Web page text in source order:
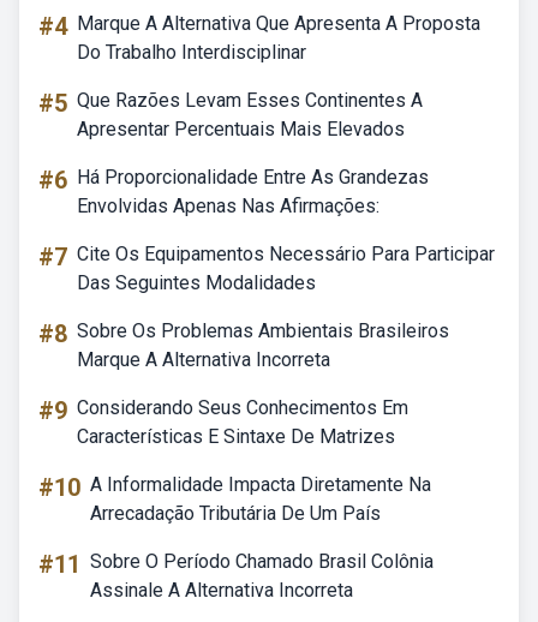
#4 Marque A Alternativa Que Apresenta A Proposta
Do Trabalho Interdisciplinar
#5 Que Razões Levam Esses Continentes A
Apresentar Percentuais Mais Elevados
#6 Há Proporcionalidade Entre As Grandezas
Envolvidas Apenas Nas Afirmações:
#7 Cite Os Equipamentos Necessário Para Participar
Das Seguintes Modalidades
#8 Sobre Os Problemas Ambientais Brasileiros
Marque A Alternativa Incorreta
#9 Considerando Seus Conhecimentos Em
Características E Sintaxe De Matrizes
#10 A Informalidade Impacta Diretamente Na
Arrecadação Tributária De Um País
#11 Sobre O Período Chamado Brasil Colônia
Assinale A Alternativa Incorreta